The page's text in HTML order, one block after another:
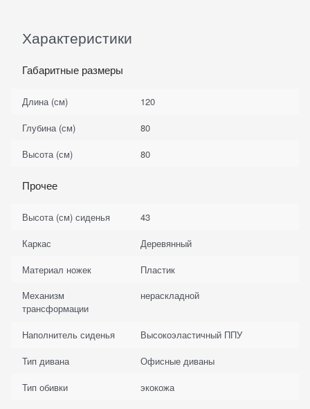
Характеристики
Габаритные размеры
Длина (см)
120
Глубина (см)
80
Высота (см)
80
Прочее
Высота (см) сиденья
43
Каркас
Деревянный
Материал ножек
Пластик
Механизм
трансформации
нераскладной
Наполнитель сиденья
Высокоэластичный ППУ
Тип дивана
Офисные диваны
Тип обивки
экокожа